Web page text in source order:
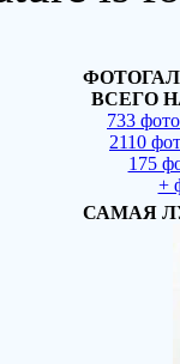
ВСЕГО
733
2110
175
+
САМАЯ